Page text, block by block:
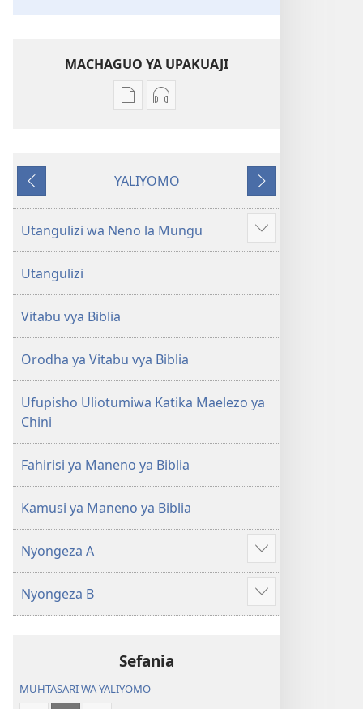
MACHAGUO YA UPAKUAJI
Mbinu
ya
Biblia
Takatifu
ya
Mpya
(Toleo
la
2017)
Mbinu
za
Biblia
Takatifu
ya
Mpya
(Toleo
la
2017)
Inayotangulia
YALIYOMO
Inayofuata
Utangulizi wa Neno la Mungu
Onyesha
zaidi
Utangulizi
Vitabu vya Biblia
Orodha ya Vitabu vya Biblia
Ufupisho Uliotumiwa Katika Maelezo ya
Chini
Fahirisi ya Maneno ya Biblia
Kamusi ya Maneno ya Biblia
Nyongeza A
Onyesha
zaidi
Nyongeza B
Onyesha
zaidi
Sefania
MUHTASARI WA YALIYOMO